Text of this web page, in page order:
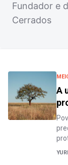
Fundador e
Cerrados
A